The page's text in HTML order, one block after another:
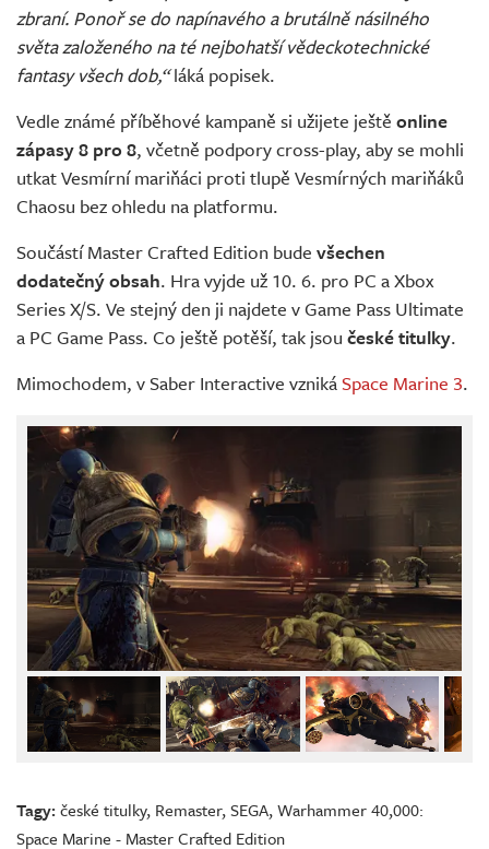
zbraní. Ponoř se do napínavého a brutálně násilného
světa založeného na té nejbohatší vědeckotechnické
fantasy všech dob,“láká popisek.
Vedle známé příběhové kampaně si užijete ještě online
zápasy 8 pro 8, včetně podpory cross-play, aby se mohli
utkat Vesmírní mariňáci proti tlupě Vesmírných mariňáků
Chaosu bez ohledu na platformu.
Součástí Master Crafted Edition bude všechen
dodatečný obsah. Hra vyjde už 10. 6. pro PC a Xbox
Series X/S. Ve stejný den ji najdete v Game Pass Ultimate
a PC Game Pass. Co ještě potěší, tak jsou české titulky.
Mimochodem, v Saber Interactive vznikáSpace Marine 3.
Tagy:české titulky, Remaster,SEGA,Warhammer 40,000:
Space Marine - Master Crafted Edition